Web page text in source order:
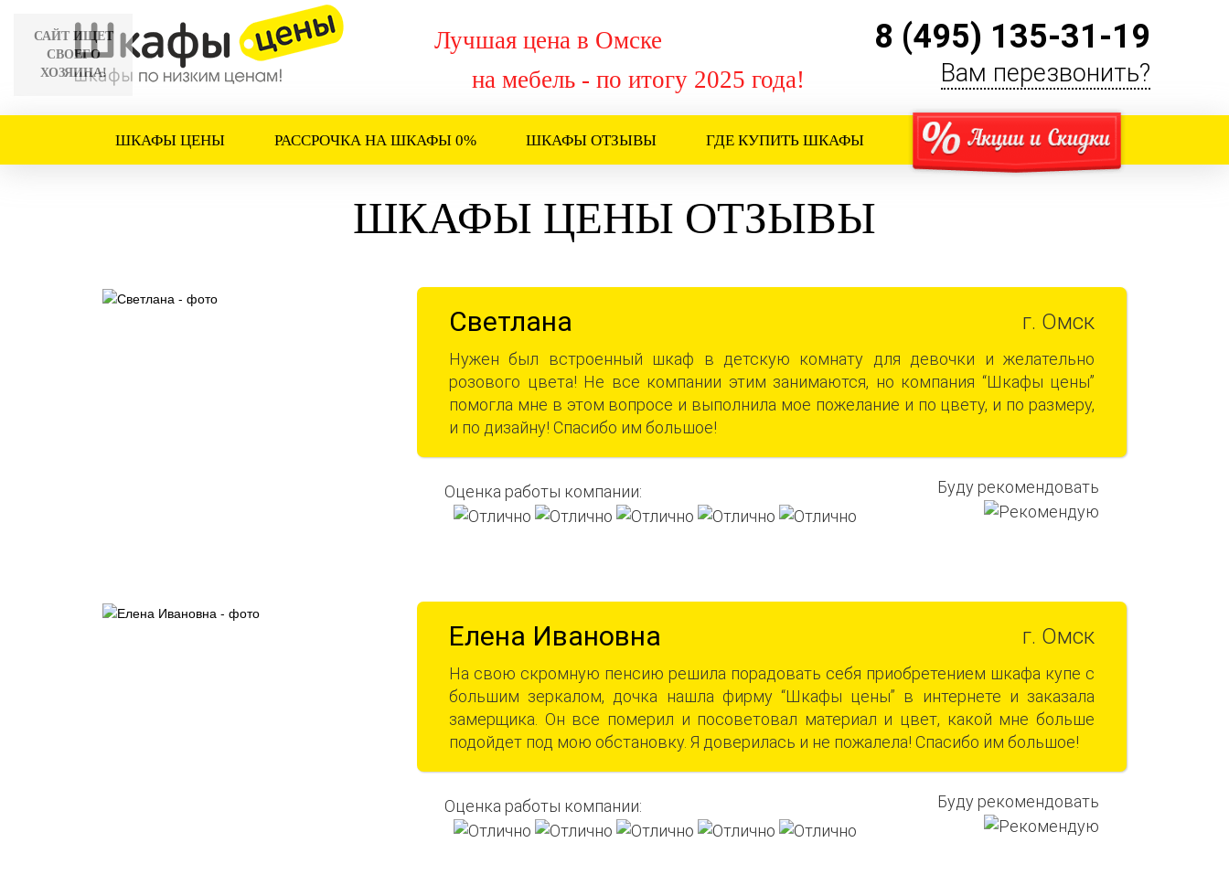
Лучшая цена в Омске
на мебель - по итогу 2025 года!
8 (495) 135-31-19
Вам перезвонить?
ШКАФЫ ЦЕНЫ РАССРОЧКА НА ШКАФЫ 0% ШКАФЫ ОТЗЫВЫ ГДЕ КУПИТЬ ШКАФЫ
ШКАФЫ ЦЕНЫ ОТЗЫВЫ
Светлана г. Омск
Нужен был встроенный шкаф в детскую комнату для девочки и желательно
розового цвета! Не все компании этим занимаются, но компания “Шкафы цены”
помогла мне в этом вопросе и выполнила мое пожелание и по цвету, и по размеру,
и по дизайну! Спасибо им большое!
Оценка работы компании: Буду рекомендовать
Елена Ивановна г. Омск
На свою скромную пенсию решила порадовать себя приобретением шкафа купе с
большим зеркалом, дочка нашла фирму “Шкафы цены” в интернете и заказала
замерщика. Он все померил и посоветовал материал и цвет, какой мне больше
подойдет под мою обстановку. Я доверилась и не пожалела! Спасибо им большое!
Оценка работы компании: Буду рекомендовать
САЙТ ИЩЕТ
СВОЕГО
ХОЗЯИНА!